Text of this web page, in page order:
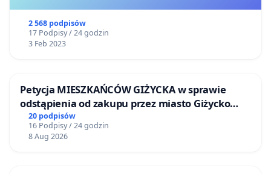
2 568 podpisów
17 Podpisy / 24 godzin
3 Feb 2023
Petycja MIESZKAŃCÓW GIŻYCKA w sprawie
odstąpienia od zakupu przez miasto Giżycko
nieruchomości położonej nad jeziorem Niegocin
20 podpisów
16 Podpisy / 24 godzin
8 Aug 2026